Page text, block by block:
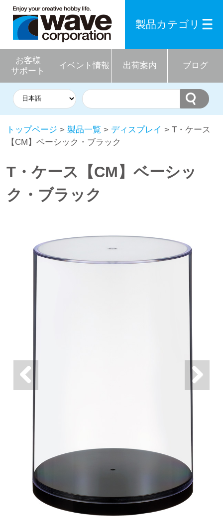
お客様
サポート
イベント情報 出荷案内 ブログ
製品カテゴリ
トップページ > 製品一覧 > ディスプレイ > T・ケース
【CM】ベーシック・ブラック
T・ケース【CM】ベーシッ
ク・ブラック